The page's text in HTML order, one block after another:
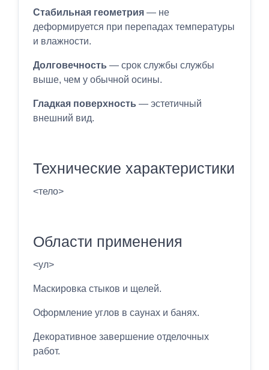
Стабильная геометрия — не
деформируется при перепадах температуры
и влажности.
Долговечность — срок службы службы
выше, чем у обычной осины.
Гладкая поверхность — эстетичный
внешний вид.
Технические характеристики
<тело>
Области применения
<ул>
Маскировка стыков и щелей.
Оформление углов в саунах и банях.
Декоративное завершение отделочных
работ.